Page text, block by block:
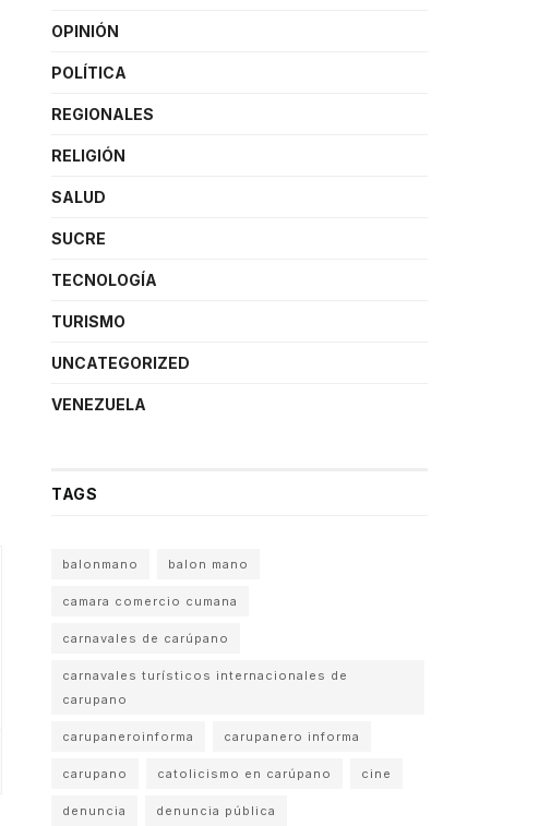
OPINIÓN
POLÍTICA
REGIONALES
RELIGIÓN
SALUD
SUCRE
TECNOLOGÍA
TURISMO
UNCATEGORIZED
VENEZUELA
TAGS
balonmano balon mano
camara comercio cumana
carnavales de carúpano
carnavales turísticos internacionales de
carupano
carupaneroinforma carupanero informa
carupano catolicismo en carúpano cine
denuncia denuncia pública